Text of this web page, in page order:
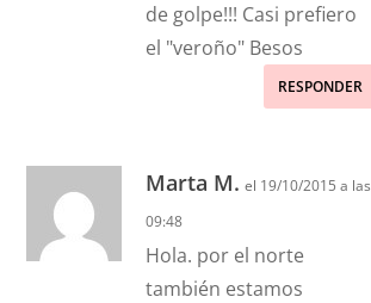
de golpe!!! Casi prefiero
el "veroño" Besos
RESPONDER
Marta M. el 19/10/2015 a las
09:48
Hola. por el norte
también estamos